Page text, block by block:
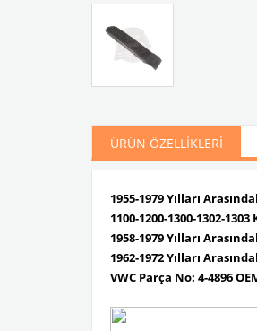
ÜRÜN ÖZELLIKLERI
1955-1979 Yılları
1100-1200-1300-1302-
1958-1979 Yılları
1962-1972 Yılları
VWC Parça No: 4-4896